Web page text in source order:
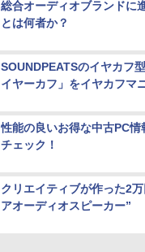
総合オーディオブランドに
とは何者か？
SOUNDPEATSのイヤカフ
イヤーカフ」をイヤカフマ
性能の良いお得な中古PC情
チェック！
クリエイティブが作った2
アオーディオスピーカー”